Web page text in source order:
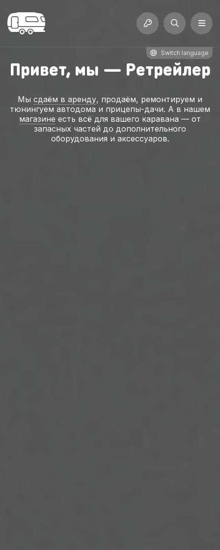
Switch language
Привет, мы — Ретрейлер
Мы сдаём в аренду, продаём, ремонтируем и
тюнингуем автодома и прицепы-дачи. А в нашем
магазине есть всё для вашего каравана — от
запасных частей до дополнительного
оборудования и аксессуаров.